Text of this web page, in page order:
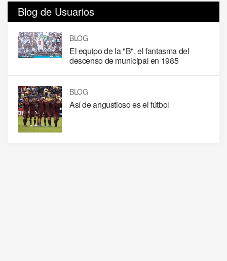
Blog de Usuarios
BLOG
El equipo de la "B", el fantasma del
descenso de municipal en 1985
BLOG
Así de angustioso es el fútbol